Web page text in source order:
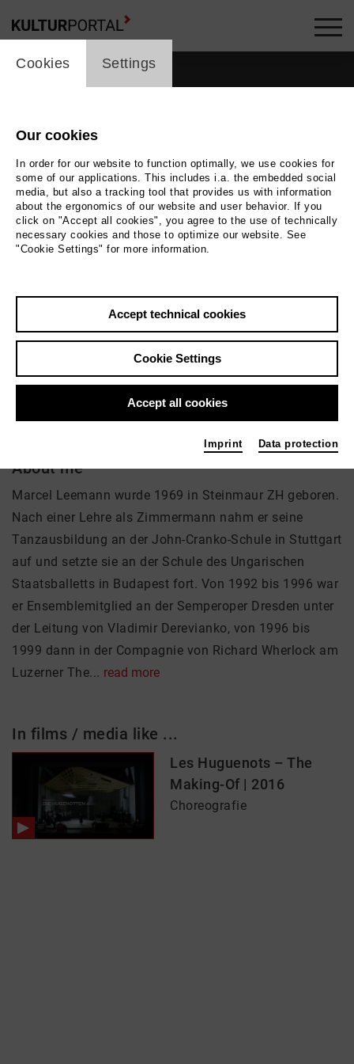
Overview
Marcel Leemann
Music, Theatre
About me
Marcel Leemann wurde 1969 in Steinmaur ZH geboren.
Nach einer Lehre als Zimmermann nahm er seine
Tanzausbildung an der John-Cranko-Schule in Stuttgart
auf und setzte sie an der Schule des Ungarischen
Staatsballetts in Budapest fort. Von 1992 bis 1996 war
er Ensemblemitglied an der Semperoper Dresden unter
der Leitung von Vladimir Derevianko, von 1996 bis
1999 dann in der Compagnie von Richard Wherlock am
Luzerner The... read more
In films / media like ...
Les Huguenots – The
Making-Of | 2016
Choreografie
cookie_layer
Cookies Settings
Our cookies
In order for our website to function optimally, we use cookies for
some of our applications. This includes i.a. the embedded social
media, but also a tracking tool that provides us with information
about the ergonomics of our website and user behavior. If you
click on "Accept all cookies", you agree to the use of technically
necessary cookies and those to optimize our website. See
"Cookie Settings" for more information.
Accept technical cookies
Cookie Settings
Accept all cookies
Imprint Data protection